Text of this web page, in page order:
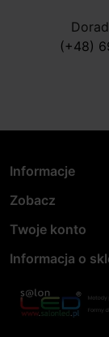
(+48)
Informacje
Zobacz
Twoje konto
Informacja o